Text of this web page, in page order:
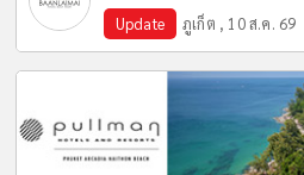
Update ภูเก็ต , 10 ส.ค. 69